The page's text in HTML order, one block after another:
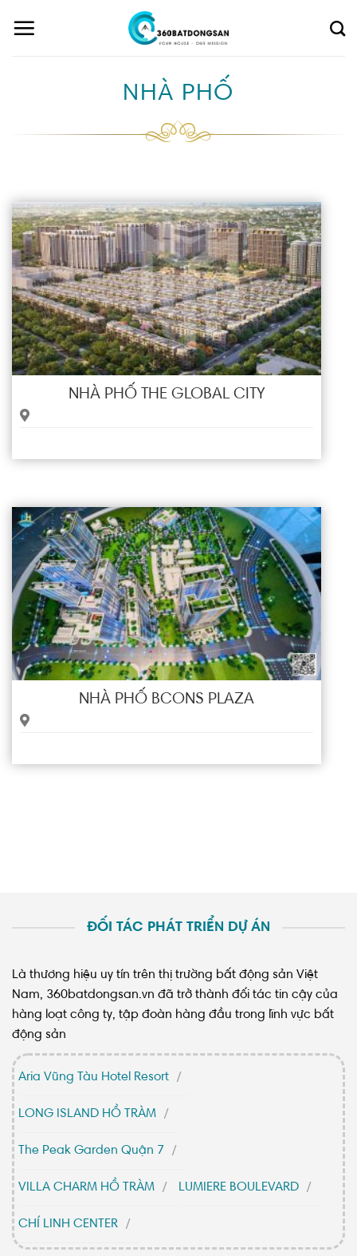
NHÀ PHỐ
NHÀ PHỐ THE GLOBAL CITY
NHÀ PHỐ BCONS PLAZA
ĐỐI TÁC PHÁT TRIỂN DỰ ÁN
Là thương hiệu uy tín trên thị trường bất động sản Việt
Nam, 360batdongsan.vn đã trở thành đối tác tin cậy của
hàng loạt công ty, tập đoàn hàng đầu trong lĩnh vực bất
động sản
Aria Vũng Tàu Hotel Resort
LONG ISLAND HỒ TRÀM
The Peak Garden Quận 7
VILLA CHARM HỒ TRÀM LUMIERE BOULEVARD
CHÍ LINH CENTER